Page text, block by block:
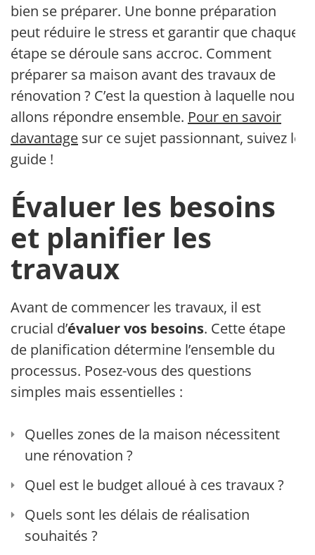
bien se préparer. Une bonne préparation
peut réduire le stress et garantir que chaque
étape se déroule sans accroc. Comment
préparer sa maison avant des travaux de
rénovation ? C’est la question à laquelle nous
allons répondre ensemble. Pour en savoir
davantage sur ce sujet passionnant, suivez le
guide !
Évaluer les besoins
et planifier les
travaux
Avant de commencer les travaux, il est
crucial d’évaluer vos besoins. Cette étape
de planification détermine l’ensemble du
processus. Posez-vous des questions
simples mais essentielles :
Quelles zones de la maison nécessitent
une rénovation ?
Quel est le budget alloué à ces travaux ?
Quels sont les délais de réalisation
souhaités ?